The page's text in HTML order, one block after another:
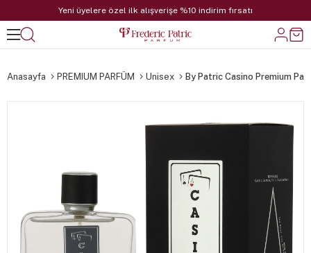
Yeni üyelere özel ilk alışverişe %10 indirim fırsatı
Anasayfa PREMIUM PARFÜM Unisex By Patric Casino Premium